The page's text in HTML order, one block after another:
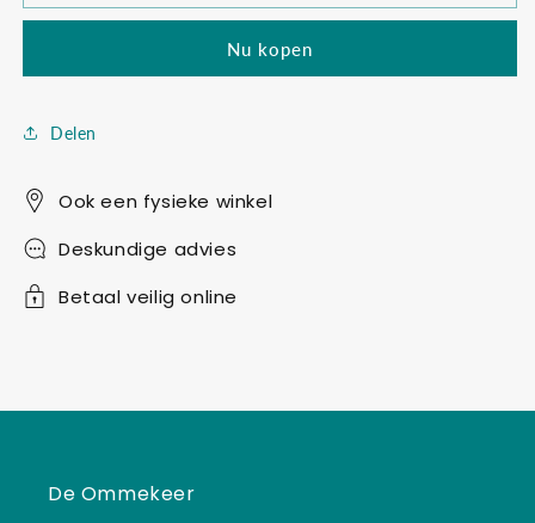
blox
roze
blox
roze
Nu kopen
Delen
Ook een fysieke winkel
Deskundige advies
Betaal veilig online
De Ommekeer